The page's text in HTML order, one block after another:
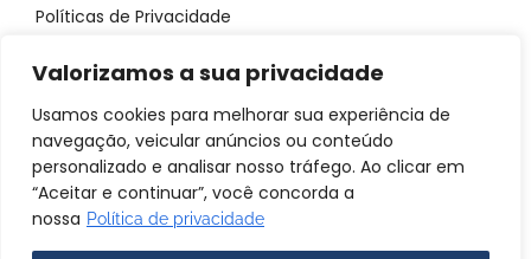
Valorizamos a sua privacidade
Usamos cookies para melhorar sua experiência de
navegação, veicular anúncios ou conteúdo
personalizado e analisar nosso tráfego. Ao clicar em
“Aceitar e continuar”, você concorda a
nossa Política de privacidade
Políticas de Privacidade
Entre em contato
Email: atendimento@itbrandsbr.com
© 2025 IT brands - Todos os direitos reservados. SANTA FOSCA